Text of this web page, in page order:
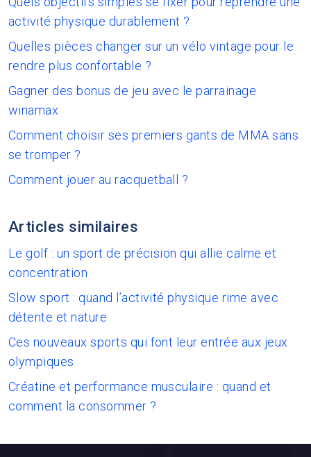
activité physique durablement ?
Quelles pièces changer sur un vélo vintage pour le
rendre plus confortable ?
Gagner des bonus de jeu avec le parrainage
winamax
Comment choisir ses premiers gants de MMA sans
se tromper ?
Comment jouer au racquetball ?
Articles similaires
Le golf : un sport de précision qui allie calme et
concentration
Slow sport : quand l’activité physique rime avec
détente et nature
Ces nouveaux sports qui font leur entrée aux jeux
olympiques
Créatine et performance musculaire : quand et
comment la consommer ?